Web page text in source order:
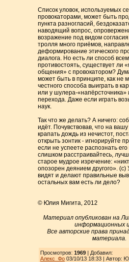
Список уловок, используемых
провокаторами, может быть
пункта разногласий,
наводящий вопрос,
возражение под видом
тролля много приёмов,
деформирование этического
диалога. Но есть ли способ
противостоять, существует ли
общения» с провокатором?
может быть в принципе, как не
честного способа выиграть в
или у шулера-«напёрсточника»
перехода. Даже если играть
наук.
Так что же делать? А ничего:
идёт. Почувствовав, что на
крапать дождь из нечистот,
открыть зонтик - игнорируйте
если не успеете распознать
слишком расстраивайтесь,
старое мудрое изречение:
опозорен деянием другого».
видят и делают правильные
остальных вам есть ли дело?
© Юлия Мигита, 2012
Материал опубликован на
информационных
Все авторские права
материала.
Просмотров: 1969| Добавил:
Алекс_Фо03/10/13 18:33 | Автор: